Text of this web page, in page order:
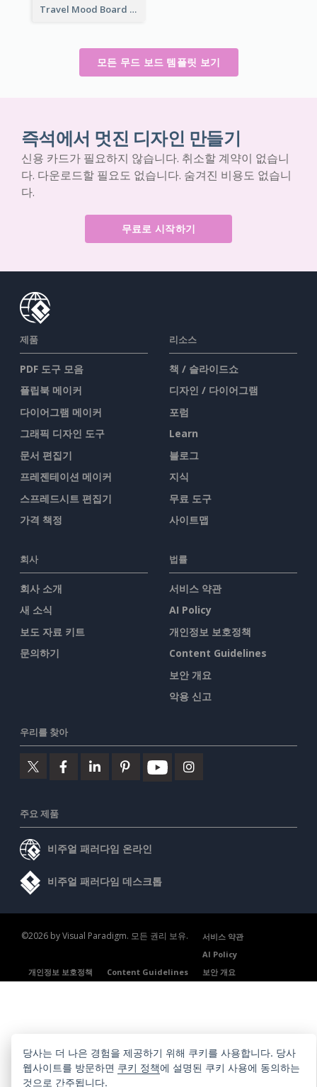
Travel Mood Board
모든 무드 보드 템플릿 보기
즉석에서 멋진 디자인 만들기
신용 카드가 필요하지 않습니다. 취소할 계약이 없습니
다. 다운로드할 필요도 없습니다. 숨겨진 비용도 없습니
다.
무료로 시작하기
제품
PDF 도구 모음
플립북 메이커
다이어그램 메이커
그래픽 디자인 도구
문서 편집기
프레젠테이션 메이커
스프레드시트 편집기
가격 책정
리소스
책 / 슬라이드쇼
디자인 / 다이어그램
포럼
Learn
블로그
지식
무료 도구
사이트맵
회사
회사 소개
새 소식
보도 자료 키트
문의하기
법률
서비스 약관
AI Policy
개인정보 보호정책
Content Guidelines
보안 개요
악용 신고
우리를 찾아
주요 제품
비주얼 패러다임 온라인
비주얼 패러다임 데스크톱
©2026 by Visual Paradigm. 모든 권리 보유.
서비스 약관
AI Policy
개인정보 보호정책
Content Guidelines 보안 개요
당사는 더 나은 경험을 제공하기 위해 쿠키를 사용합니다. 당사
웹사이트를 방문하면 쿠키 정책에 설명된 쿠키 사용에 동의하는
것으로 간주됩니다.